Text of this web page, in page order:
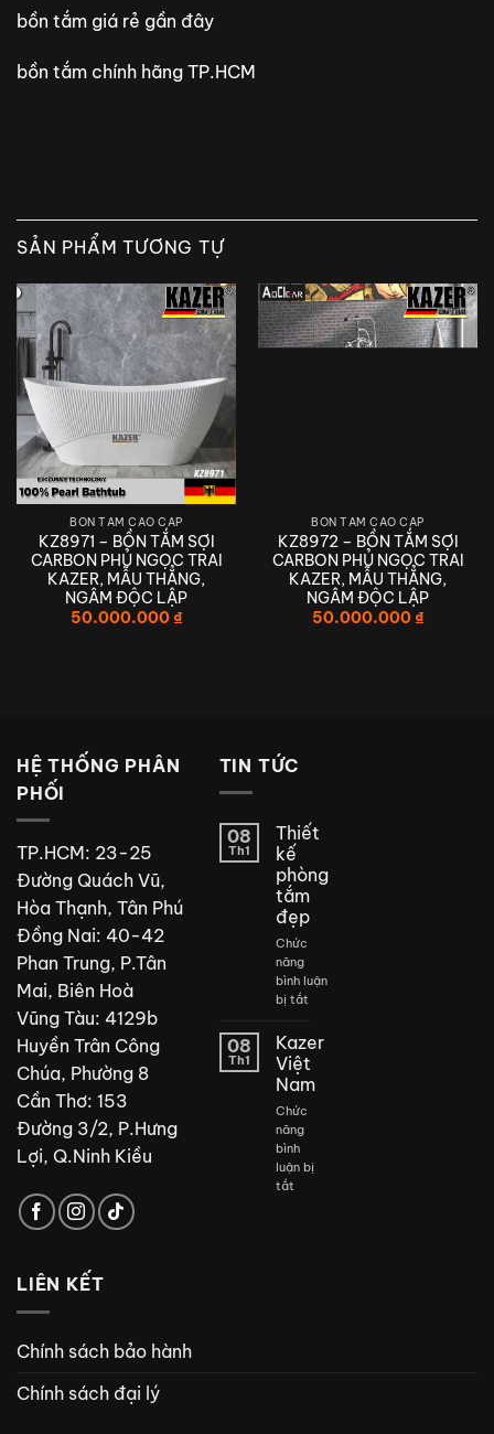
bồn tắm giá rẻ gần đây
bồn tắm chính hãng TP.HCM
SẢN PHẨM TƯƠNG TỰ
BỒN TẮM CAO CẤP
KZ8971 – BỒN TẮM SỢI
CARBON PHỦ NGỌC TRAI
KAZER, MẪU THẲNG,
NGÂM ĐỘC LẬP
50.000.000₫
BỒN TẮM CAO CẤP
KZ8972 – BỒN TẮM SỢI
CARBON PHỦ NGỌC TRAI
KAZER, MẪU THẲNG,
NGÂM ĐỘC LẬP
50.000.000₫
HỆ THỐNG PHÂN
PHỐI
TP.HCM: 23-25
Đường Quách Vũ,
Hòa Thạnh, Tân Phú
Đồng Nai: 40-42
Phan Trung, P.Tân
Mai, Biên Hoà
Vũng Tàu: 4129b
Huyền Trân Công
Chúa, Phường 8
Cần Thơ: 153
Đường 3/2, P.Hưng
Lợi, Q.Ninh Kiều
TIN TỨC
08
Th1
Thiết
kế
phòng
tắm
đẹp
Chức
năng
bình luận
bị tắtở
kế
phòng
tắm
đẹp
08
Th1
Kazer
Việt
Nam
Chức
năng
bình
luận bị
tắtở
LIÊN KẾT
Chính sách bảo hành
Chính sách đại lý